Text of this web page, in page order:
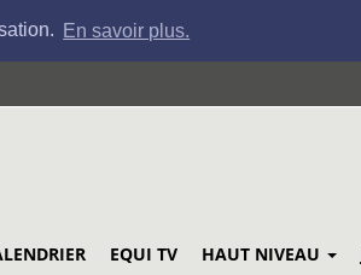
En savoir plus.
EQUI TV HAUT NIVEAU